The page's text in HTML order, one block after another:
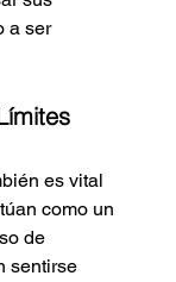
a ser
es vital
como un
de
sentirse